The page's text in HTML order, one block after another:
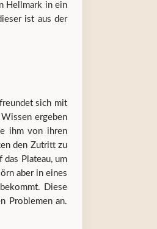
Hellmark in ein
ist aus der
sich mit
ergeben
ihm von ihren
den Zutritt zu
das Plateau, um
aber in eines
Diese
Problemen an.